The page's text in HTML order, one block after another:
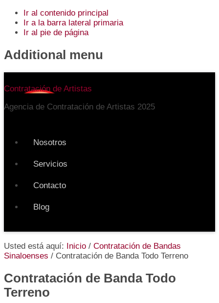
Ir al contenido principal
Ir a la barra lateral primaria
Ir al pie de página
Additional menu
Contratación de Artistas
Agencia de Contratación de Artistas 2025
Nosotros
Servicios
Contacto
Blog
Usted está aquí: Inicio / Contratación de Bandas
Sinaloenses / Contratación de Banda Todo Terreno
Contratación de Banda Todo
Terreno